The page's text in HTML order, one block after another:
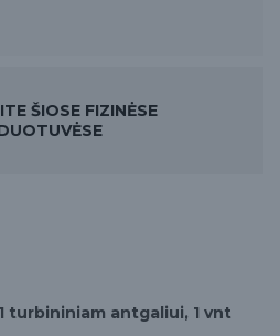
ŠIOSE FIZINĖSE
turbininiam antgaliui, 1 vnt